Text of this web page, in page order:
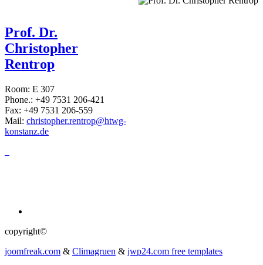
Prof. Dr.
Christopher
Rentrop
Room: E 307
Phone.: +49 7531 206-421
Fax: +49 7531 206-559
Mail: christopher.rentrop@htwg-
konstanz.de
copyright©
joomfreak.com & Climagruen & jwp24.com free templates